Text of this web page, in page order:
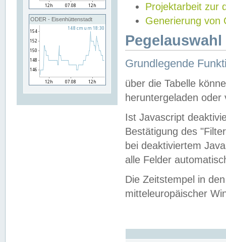
ODER - Eisenhüttenstadt
Projektarbeit zur
Generierung von
Grundlegende
über die Tabelle
heruntergeladen oder
Ist Javascript
Bestätigung des
bei deaktiviertem
alle Felder
Die Zeitstempel in
mitteleuropäischer